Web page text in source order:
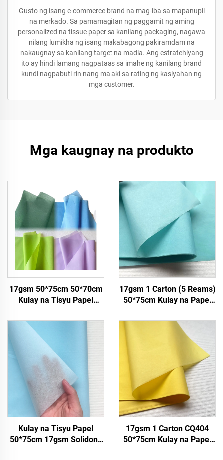
Gusto ng isang e-commerce brand na mag-iba sa mapanupil
na merkado. Sa pamamagitan ng paggamit ng aming
personalized na tissue paper sa kanilang packaging, nagawa
nilang lumikha ng isang makabagong pakiramdam na
nakaugnay sa kanilang target na madla. Ang estratehiyang
ito ay hindi lamang nagpataas sa imahe ng kanilang brand
kundi nagpabuti rin nang malaki sa rating ng kasiyahan ng
mga customer.
Mga kaugnay na produkto
17gsm 50*75cm 50*70cm
Kulay na Tisyu Papel
Papel para sa Packaging
17gsm 1 Carton (5 Reams)
50*75cm Kulay na Papel
Regalo na Bulaklak Floral
Wrapping Packaging Kulay
na Tisyu Papel
Kulay na Tisyu Papel
50*75cm 17gsm Solidong
17gsm 1 Carton CQ404
50*75cm Kulay na Papel